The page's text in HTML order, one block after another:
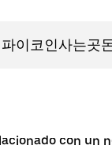
con un